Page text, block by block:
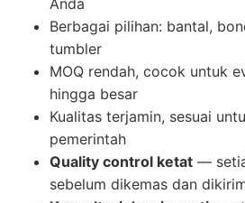
Berbagai pilihan: bantal,
tumbler
MOQ rendah, cocok untuk
hingga besar
Kualitas terjamin, sesuai
pemerintah
Quality control ketat —
sebelum dikemas dan